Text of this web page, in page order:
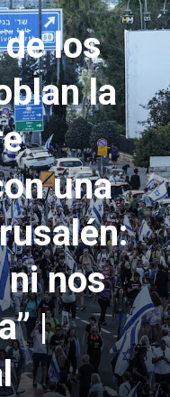
los
la
una
ni nos
|